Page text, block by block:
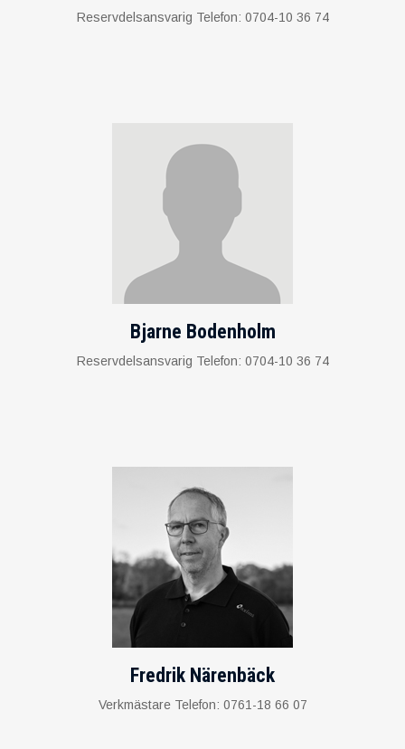
Reservdelsansvarig Telefon: 0704-10 36 74
Bjarne Bodenholm
Reservdelsansvarig Telefon: 0704-10 36 74
Fredrik Närenbäck
Verkmästare Telefon: 0761-18 66 07